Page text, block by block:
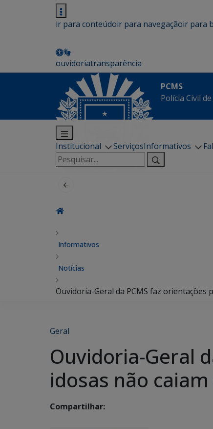
ir para conteúdoir para navegaçãoir para
ouvidoriatransparência
PCMS
Polícia Civil
Institucional ServiçosInformativos
Pesquisar
por:
Informativos
Notícias
Ouvidoria-Geral da PCMS faz orientações
Geral
Ouvidoria-Geral
idosas não
Compartilhar: